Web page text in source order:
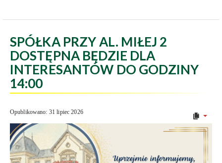
SPÓŁKA PRZY AL. MIŁEJ 2
DOSTĘPNA BĘDZIE DLA
INTERESANTÓW DO GODZINY
14:00
Opublikowano: 31 lipiec 2026